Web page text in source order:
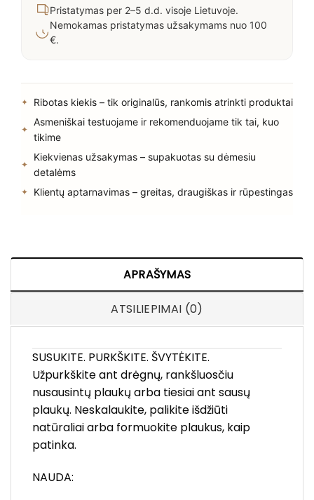
Pristatymas per 2–5 d.d. visoje Lietuvoje.
Nemokamas pristatymas užsakymams nuo 100
€.
Ribotas kiekis – tik originalūs, rankomis atrinkti produktai
Asmeniškai testuojame ir rekomenduojame tik tai, kuo
tikime
Kiekvienas užsakymas – supakuotas su dėmesiu
detalėms
Klientų aptarnavimas – greitas, draugiškas ir rūpestingas
APRAŠYMAS
ATSILIEPIMAI (0)
SUSUKITE. PURKŠKITE. ŠVYTĖKITE.
Užpurkškite ant drėgnų, rankšluosčiu
nusausintų plaukų arba tiesiai ant sausų
plaukų. Neskalaukite, palikite išdžiūti
natūraliai arba formuokite plaukus, kaip
patinka.
NAUDA: